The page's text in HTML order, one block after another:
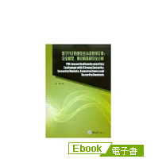
南方赤火(1)
台灣角川編輯部(1)
朝華出版社(2)
榮寶齋出版社(2)